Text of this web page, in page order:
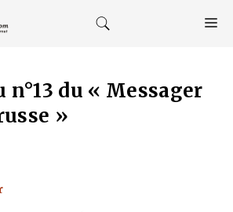
du « Messager
»